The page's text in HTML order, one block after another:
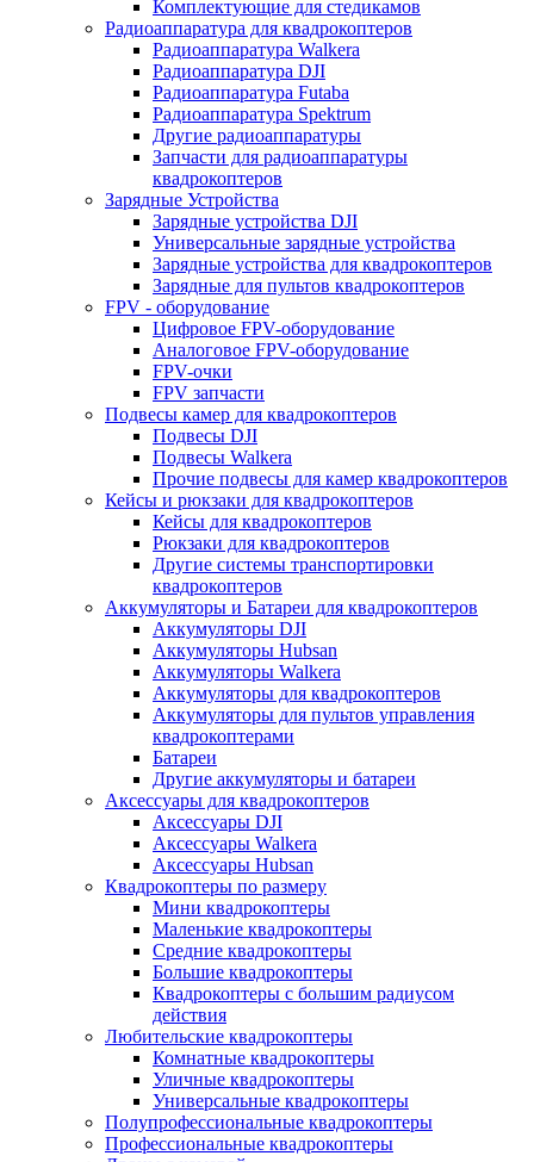
Комплектующие для стедикамов
Радиоаппаратура для квадрокоптеров
Радиоаппаратура Walkera
Радиоаппаратура DJI
Радиоаппаратура Futaba
Радиоаппаратура Spektrum
Другие радиоаппаратуры
Запчасти для радиоаппаратуры
квадрокоптеров
Зарядные Устройства
Зарядные устройства DJI
Универсальные зарядные устройства
Зарядные устройства для квадрокоптеров
Зарядные для пультов квадрокоптеров
FPV - оборудование
Цифровое FPV-оборудование
Аналоговое FPV-оборудование
FPV-очки
FPV запчасти
Подвесы камер для квадрокоптеров
Подвесы DJI
Подвесы Walkera
Прочие подвесы для камер квадрокоптеров
Кейсы и рюкзаки для квадрокоптеров
Кейсы для квадрокоптеров
Рюкзаки для квадрокоптеров
Другие системы транспортировки
квадрокоптеров
Аккумуляторы и Батареи для квадрокоптеров
Аккумуляторы DJI
Аккумуляторы Hubsan
Аккумуляторы Walkera
Аккумуляторы для квадрокоптеров
Аккумуляторы для пультов управления
квадрокоптерами
Батареи
Другие аккумуляторы и батареи
Аксессуары для квадрокоптеров
Аксессуары DJI
Аксессуары Walkera
Аксессуары Hubsan
Квадрокоптеры по размеру
Мини квадрокоптеры
Маленькие квадрокоптеры
Средние квадрокоптеры
Большие квадрокоптеры
Квадрокоптеры с большим радиусом
действия
Любительские квадрокоптеры
Комнатные квадрокоптеры
Уличные квадрокоптеры
Универсальные квадрокоптеры
Полупрофессиональные квадрокоптеры
Профессиональные квадрокоптеры